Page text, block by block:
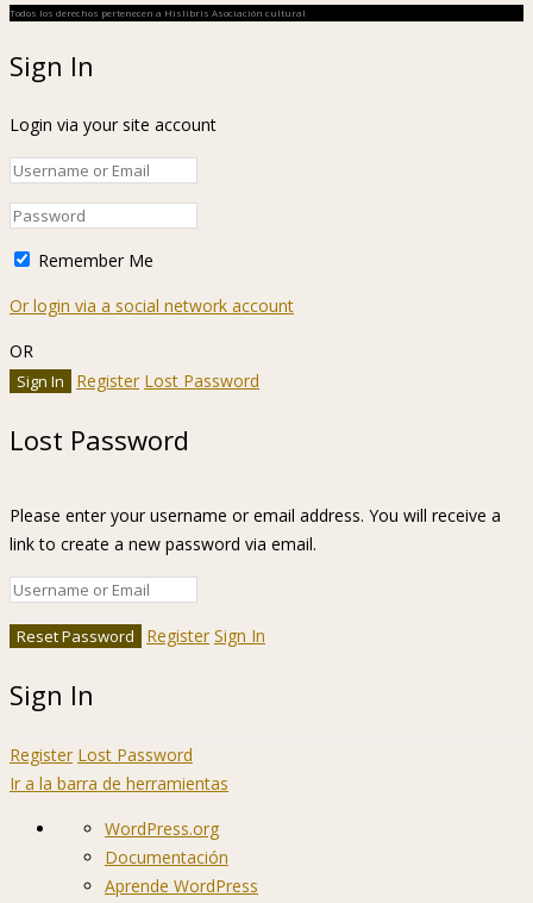
Todos los derechos pertenecen a Hislibris Asociación cultural
Sign In
Login via your site account
Remember Me
Or login via a social network account
OR
Register Lost Password
Lost Password
Please enter your username or email address. You will receive a
link to create a new password via email.
Register Sign In
Sign In
Register Lost Password
Ir a la barra de herramientas
Acerca
WordPress
WordPress.org
Documentación
Aprende WordPress